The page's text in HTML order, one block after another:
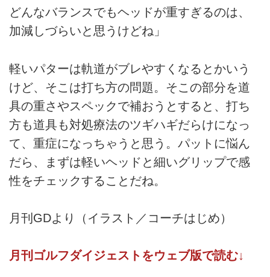
どんなバランスでもヘッドが重すぎるのは、
加減しづらいと思うけどね」
軽いパターは軌道がブレやすくなるとかいう
けど、そこは打ち方の問題。そこの部分を道
具の重さやスペックで補おうとすると、打ち
方も道具も対処療法のツギハギだらけになっ
て、重症になっちゃうと思う。パットに悩ん
だら、まずは軽いヘッドと細いグリップで感
性をチェックすることだね。
月刊GDより（イラスト／コーチはじめ）
月刊ゴルフダイジェストをウェブ版で読む↓